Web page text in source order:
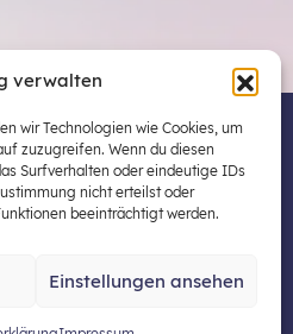
verwalten
wir Technologien wie Cookies, um
zuzugreifen. Wenn du diesen
Surfverhalten oder eindeutige IDs
nicht erteilst oder
beeinträchtigt werden.
Einstellungen ansehen
für die Stärkung